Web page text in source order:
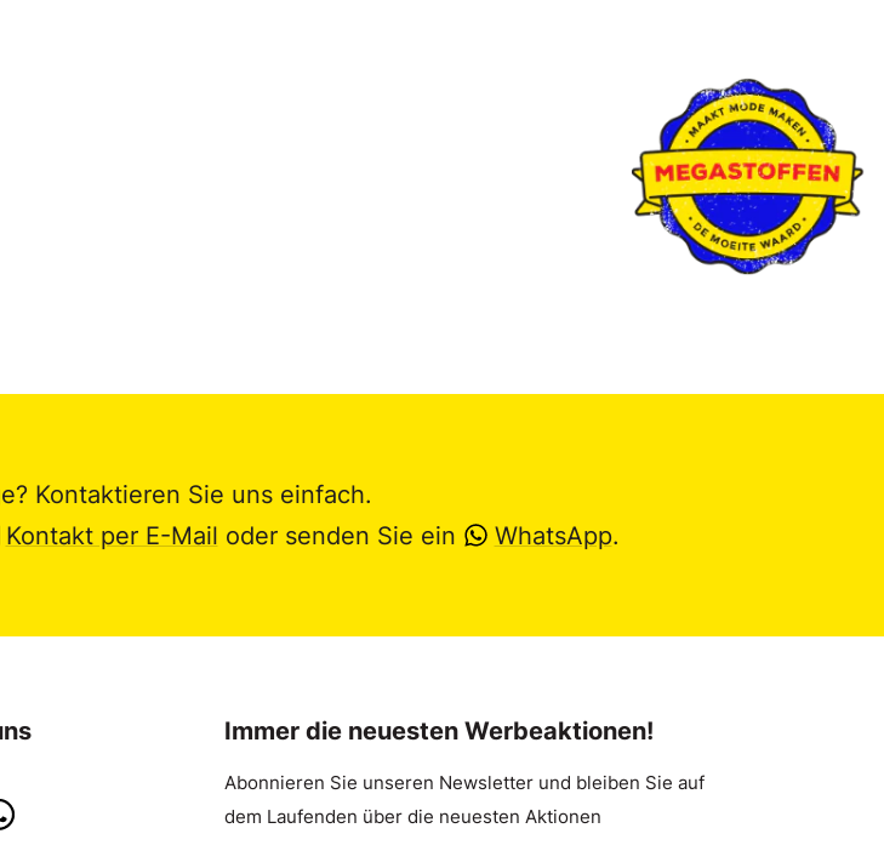
Kontaktieren Sie uns einfach.
Kontakt per E-Mail oder senden Sie ein WhatsApp.
Immer die neuesten Werbeaktionen!
Abonnieren Sie unseren Newsletter und bleiben Sie auf
dem Laufenden über die neuesten Aktionen